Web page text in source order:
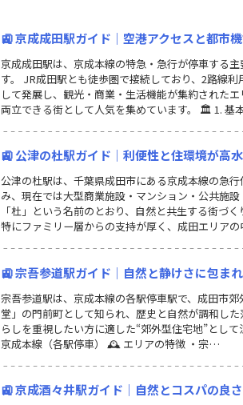
🚉 京成成田駅ガイド｜空港アクセスと都市
京成成田駅は、京成本線の特急・急行が停車する
す。 JR成田駅とも徒歩圏で接続しており、2路線
して発展し、観光・商業・生活機能が集約された
両立できる街として人気を集めています。 🏛 1. 基
🚉 公津の杜駅ガイド｜利便性と住環境が高
公津の杜駅は、千葉県成田市にある京成本線の急
み、現在では大型商業施設・マンション・公共施
「杜」という名前のとおり、自然と共生する街づ
特にファミリー層からの支持が厚く、成田エリア
🚉 宗吾参道駅ガイド｜自然と静けさに包ま
宗吾参道駅は、京成本線の各駅停車駅で、成田市
堂」の門前町として知られ、歴史と自然が調和し
らしを重視したい方に適した“郊外型住宅地”とし
京成本線（各駅停車） 🕰 エリアの特徴 ・宗…
🚉 京成酒々井駅ガイド｜自然とコスパの良